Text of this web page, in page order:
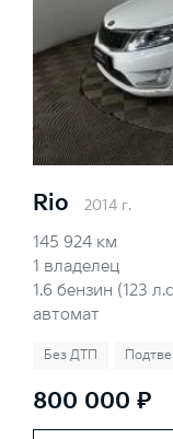
Rio 2014 г.
145 924 км
1 владелец
1.6 бензин (123
автомат
Без ДТП
800 000 ₽